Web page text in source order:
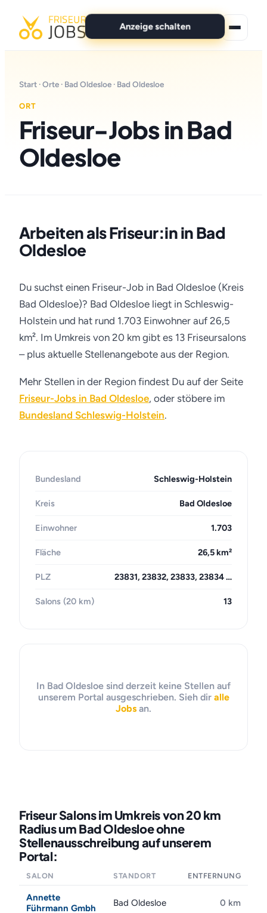
Anzeige schalten
Für Bewerber
Marken
Start ·Orte · Bad Oldesloe · Bad Oldesloe
ORT
Friseur-Jobs in Bad
Oldesloe
Arbeiten als Friseur:in in Bad
Oldesloe
Du suchst einen Friseur-Job in Bad Oldesloe (Kreis
Bad Oldesloe)? Bad Oldesloe liegt in Schleswig-
Holstein und hat rund 1.703 Einwohner auf 26,5
km². Im Umkreis von 20 km gibt es 13 Friseursalons
– plus aktuelle Stellenangebote aus der Region.
Mehr Stellen in der Region findest Du auf der Seite
Friseur-Jobs in Bad Oldesloe, oder stöbere im
Bundesland Schleswig-Holstein.
Bundesland Schleswig-Holstein
Kreis Bad Oldesloe
Einwohner 1.703
Fläche 26,5 km²
PLZ 23831, 23832, 23833, 23834 …
Salons (20 km) 13
In Bad Oldesloe sind derzeit keine Stellen auf
unserem Portal ausgeschrieben. Sieh dir alle
Jobs an.
Friseur Salons im Umkreis von 20 km
Radius um Bad Oldesloe ohne
Stellenausschreibung auf unserem
Portal:
SALON STANDORT ENTFERNUNG
Annette
Führmann Gmbh
Bad Oldesloe 0 km